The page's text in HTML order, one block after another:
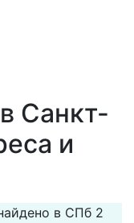
Санкт-
и
в СПб 2